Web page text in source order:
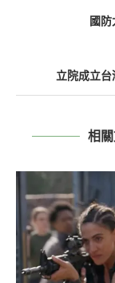
國
立院成立
相